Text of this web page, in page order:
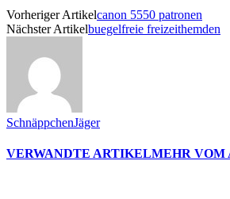
Vorheriger Artikelcanon 5550 patronen
Nächster Artikelbuegelfreie freizeithemden
SchnäppchenJäger
VERWANDTE ARTIKELMEHR VOM